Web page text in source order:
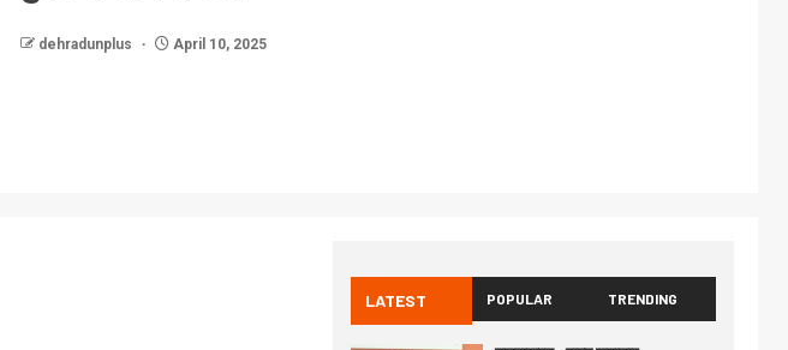
dehradunplus April 10, 2025
LATEST POPULAR TRENDING